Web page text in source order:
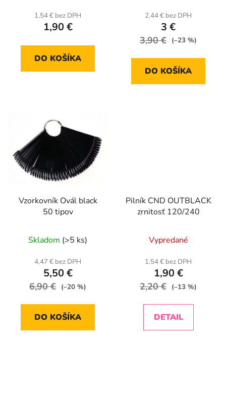
1,54 € bez DPH
1,90 €
DO KOŠÍKA
2,44 € bez DPH
3 €
3,90 € (–23 %)
DO KOŠÍKA
Vzorkovník Ovál black
50 tipov
Skladom (>5 ks)
4,47 € bez DPH
5,50 €
6,90 € (–20 %)
DO KOŠÍKA
Pilník CND OUTBLACK
zrnitosť 120/240
Vypredané
1,54 € bez DPH
1,90 €
2,20 € (–13 %)
DETAIL